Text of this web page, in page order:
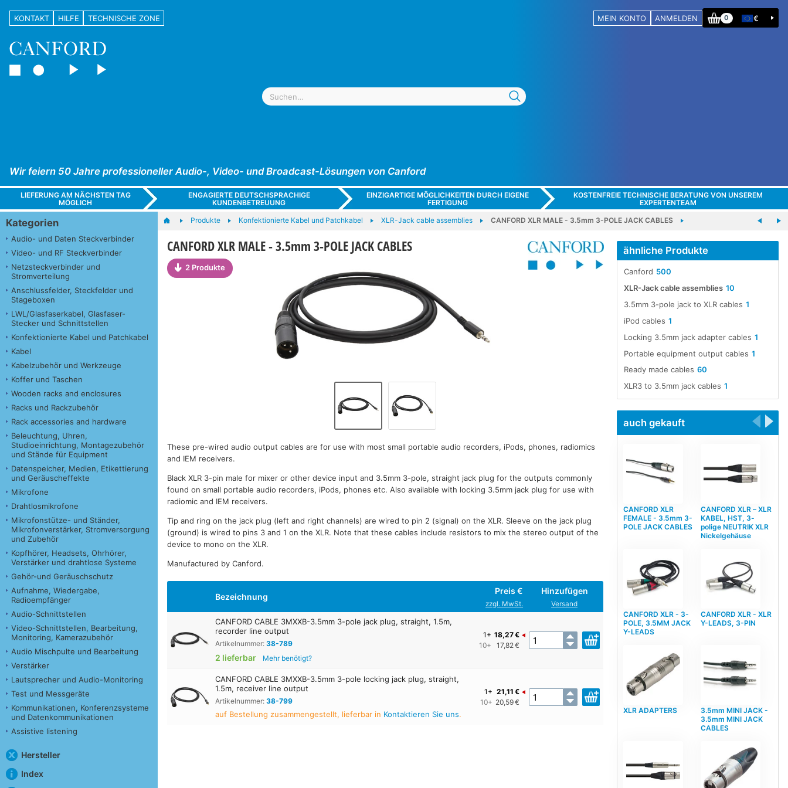
KONTAKT HILFE TECHNISCHE ZONE MEIN KONTO ANMELDEN 0 €
Wir feiern 50 Jahre professioneller Audio-, Video- und Broadcast-Lösungen von Canford
LIEFERUNG AM NÄCHSTEN TAG
MÖGLICH
ENGAGIERTE DEUTSCHSPRACHIGE
KUNDENBETREUUNG
EINZIGARTIGE MÖGLICHKEITEN DURCH EIGENE
FERTIGUNG
KOSTENFREIE TECHNISCHE BERATUNG VON UNSEREM
EXPERTENTEAM
Kategorien
Audio- und Daten Steckverbinder
Video- und RF Steckverbinder
Netzsteckverbinder und
Stromverteilung
Anschlussfelder, Steckfelder und
Stageboxen
LWL/Glasfaserkabel, Glasfaser-
Stecker und Schnittstellen
Konfektionierte Kabel und Patchkabel
Kabel
Kabelzubehör und Werkzeuge
Koffer und Taschen
Wooden racks and enclosures
Racks und Rackzubehör
Rack accessories and hardware
Beleuchtung, Uhren,
Studioeinrichtung, Montagezubehör
und Stände für Equipment
Datenspeicher, Medien, Etikettierung
und Geräuscheffekte
Mikrofone
Drahtlosmikrofone
Mikrofonstütze- und Ständer,
Mikrofonverstärker, Stromversorgung
und Zubehör
Kopfhörer, Headsets, Ohrhörer,
Verstärker und drahtlose Systeme
Gehör-und Geräuschschutz
Aufnahme, Wiedergabe,
Radioempfänger
Audio-Schnittstellen
Video-Schnittstellen, Bearbeitung,
Monitoring, Kamerazubehör
Audio Mischpulte und Bearbeitung
Verstärker
Lautsprecher und Audio-Monitoring
Test und Messgeräte
Kommunikationen, Konferenzsysteme
und Datenkommunikationen
Assistive listening
Hersteller
Index
Produkte Konfektionierte Kabel und Patchkabel XLR-Jack cable assemblies CANFORD XLR MALE - 3.5mm 3-POLE JACK CABLES
CANFORD XLR MALE - 3.5mm 3-POLE JACK CABLES
2 Produkte
These pre-wired audio output cables are for use with most small portable audio recorders, iPods, phones, radiomics
and IEM receivers.
Black XLR 3-pin male for mixer or other device input and 3.5mm 3-pole, straight jack plug for the outputs commonly
found on small portable audio recorders, iPods, phones etc. Also available with locking 3.5mm jack plug for use with
radiomic and IEM receivers.
Tip and ring on the jack plug (left and right channels) are wired to pin 2 (signal) on the XLR. Sleeve on the jack plug
(ground) is wired to pins 3 and 1 on the XLR. Note that these cables include resistors to mix the stereo output of the
device to mono on the XLR.
Manufactured by Canford.
Bezeichnung
Preis €
zzgl. MwSt.
Hinzufügen
Versand
CANFORD CABLE 3MXXB-3.5mm 3-pole jack plug, straight, 1.5m,
recorder line output
Artikelnummer:38-789
2 lieferbar Mehr benötigt?
1+ 18,27 €
10+
17,82 €
CANFORD CABLE 3MXXB-3.5mm 3-pole locking jack plug, straight,
1.5m, receiver line output
Artikelnummer:38-799
auf Bestellung zusammengestellt, lieferbar in Kontaktieren Sie uns.
1+ 21,11 €
10+ 20,59 €
ähnliche Produkte
500
Canford
10
XLR-Jack cable assemblies
1
3.5mm 3-pole jack to XLR cables
1
iPod cables
1
Locking 3.5mm jack adapter cables
1
Portable equipment output cables
60
Ready made cables
1
XLR3 to 3.5mm jack cables
auch gekauft
CANFORD XLR
FEMALE - 3.5mm 3-
POLE JACK CABLES
CANFORD XLR – XLR
KABEL, HST, 3-
polige NEUTRIK XLR
Nickelgehäuse
CANFORD XLR - 3-
POLE, 3.5MM JACK
Y-LEADS
CANFORD XLR - XLR
Y-LEADS, 3-PIN
XLR ADAPTERS
3.5mm MINI JACK -
3.5mm MINI JACK
CABLES